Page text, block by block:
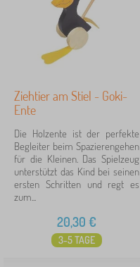
Ziehtier am Stiel - Goki-
Ente
Die Holzente ist der perfekte
Begleiter beim Spazierengehen
für die Kleinen. Das Spielzeug
unterstützt das Kind bei seinen
ersten Schritten und regt es
zum...
20,30 €
3-5 TAGE